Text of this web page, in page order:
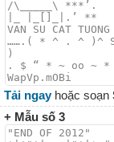
Tải ngayhoặc soạn
+ Mẫu số 3